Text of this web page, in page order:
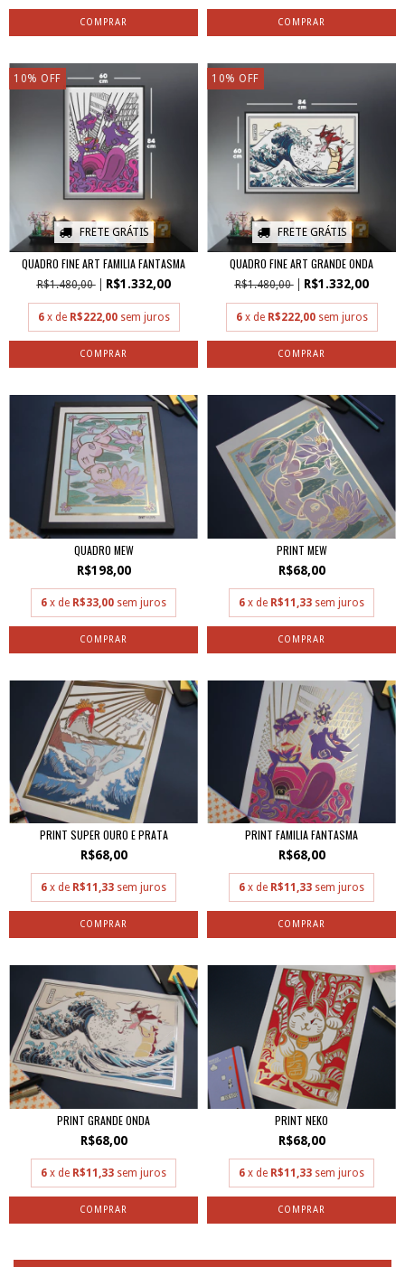
10% OFF
FRETE GRÁTIS
QUADRO FINE ART FAMILIA FANTASMA
R$1.480,00 R$1.332,00
6 x de R$222,00 sem juros
10% OFF
FRETE GRÁTIS
QUADRO FINE ART GRANDE ONDA
R$1.480,00 R$1.332,00
6 x de R$222,00 sem juros
QUADRO MEW
R$198,00
6 x de R$33,00 sem juros
PRINT MEW
R$68,00
6 x de R$11,33 sem juros
PRINT SUPER OURO E PRATA
R$68,00
6 x de R$11,33 sem juros
PRINT FAMILIA FANTASMA
R$68,00
6 x de R$11,33 sem juros
PRINT GRANDE ONDA
R$68,00
6 x de R$11,33 sem juros
PRINT NEKO
R$68,00
6 x de R$11,33 sem juros